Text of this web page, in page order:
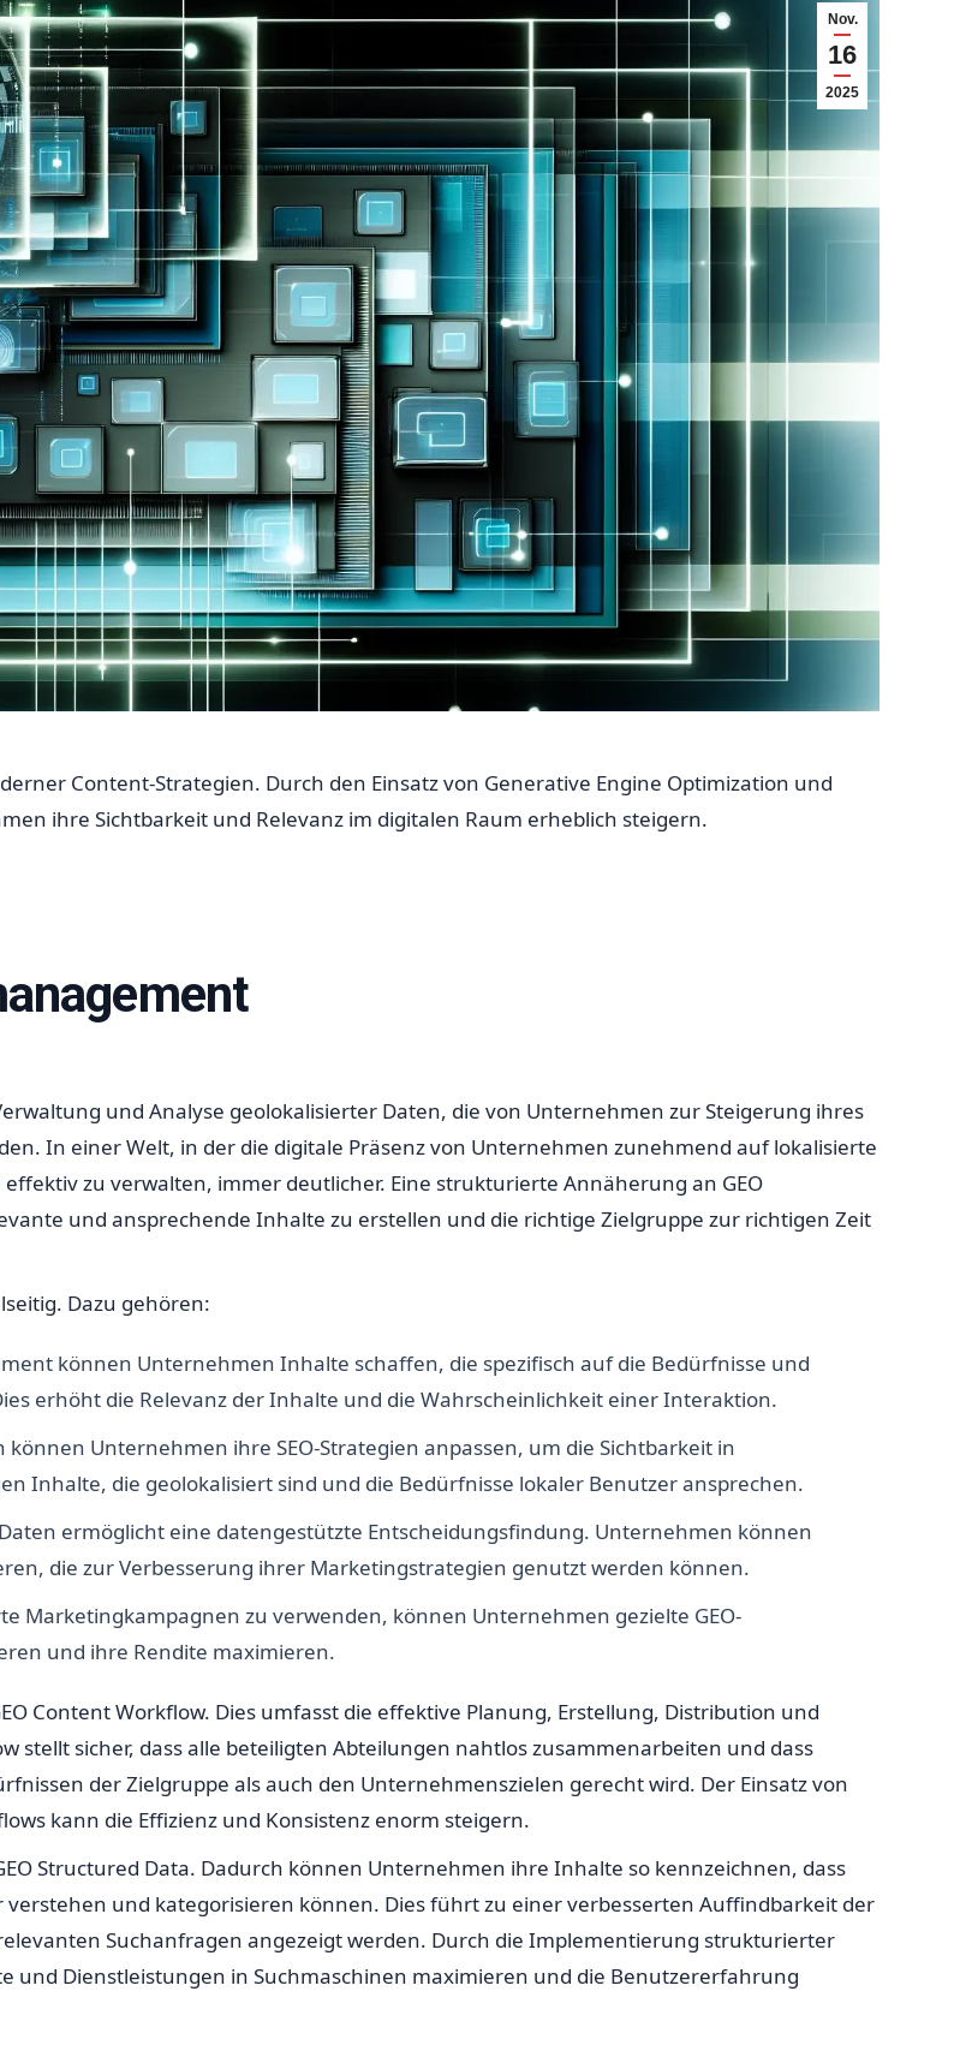
Nov.
16
2025
Content-Strategien. Durch den Einsatz von Generative Engine Optimization und
ihre Sichtbarkeit und Relevanz im digitalen Raum erheblich steigern.
und Analyse geolokalisierter Daten, die von Unternehmen zur Steigerung ihres
In einer Welt, in der die digitale Präsenz von Unternehmen zunehmend auf lokalisierte
zu verwalten, immer deutlicher. Eine strukturierte Annäherung an GEO
und ansprechende Inhalte zu erstellen und die richtige Zielgruppe zur richtigen Zeit
Dazu gehören:
können Unternehmen Inhalte schaffen, die spezifisch auf die Bedürfnisse und
erhöht die Relevanz der Inhalte und die Wahrscheinlichkeit einer Interaktion.
können Unternehmen ihre SEO-Strategien anpassen, um die Sichtbarkeit in
Inhalte, die geolokalisiert sind und die Bedürfnisse lokaler Benutzer ansprechen.
Daten ermöglicht eine datengestützte Entscheidungsfindung. Unternehmen können
die zur Verbesserung ihrer Marketingstrategien genutzt werden können.
Marketingkampagnen zu verwenden, können Unternehmen gezielte GEO-
und ihre Rendite maximieren.
Content Workflow. Dies umfasst die effektive Planung, Erstellung, Distribution und
stellt sicher, dass alle beteiligten Abteilungen nahtlos zusammenarbeiten und dass
der Zielgruppe als auch den Unternehmenszielen gerecht wird. Der Einsatz von
kann die Effizienz und Konsistenz enorm steigern.
Structured Data. Dadurch können Unternehmen ihre Inhalte so kennzeichnen, dass
und kategorisieren können. Dies führt zu einer verbesserten Auffindbarkeit der
Suchanfragen angezeigt werden. Durch die Implementierung strukturierter
und Dienstleistungen in Suchmaschinen maximieren und die Benutzererfahrung